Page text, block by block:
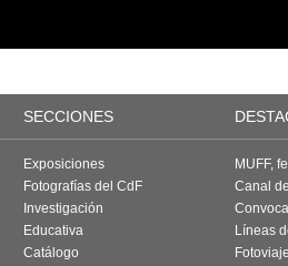
SECCIONES
Exposiciones
Fotografías del CdF
Investigación
Educativa
Catálogo
MUFF,
Canal
Líneas